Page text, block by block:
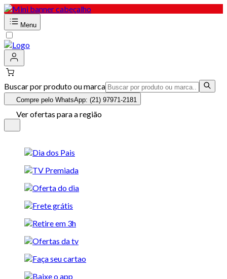
Menu
Buscar por produto ou marca
Compre pelo WhatsApp: (21) 97971-2181
Ver ofertas para a região